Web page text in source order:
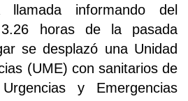
informando del
horas de la pasada
se desplazó una Unidad
(UME) con sanitarios de
y Emergencias